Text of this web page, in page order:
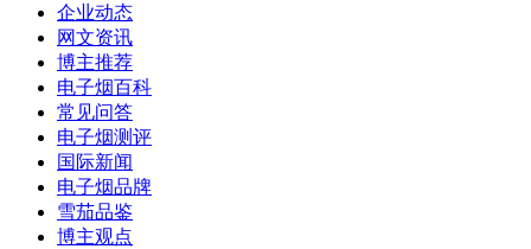
企业动态
网文资讯
博主推荐
电子烟百科
常见问答
电子烟测评
国际新闻
电子烟品牌
雪茄品鉴
博主观点